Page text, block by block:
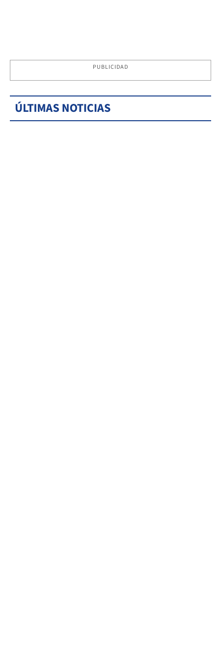
PUBLICIDAD
ÚLTIMAS NOTICIAS